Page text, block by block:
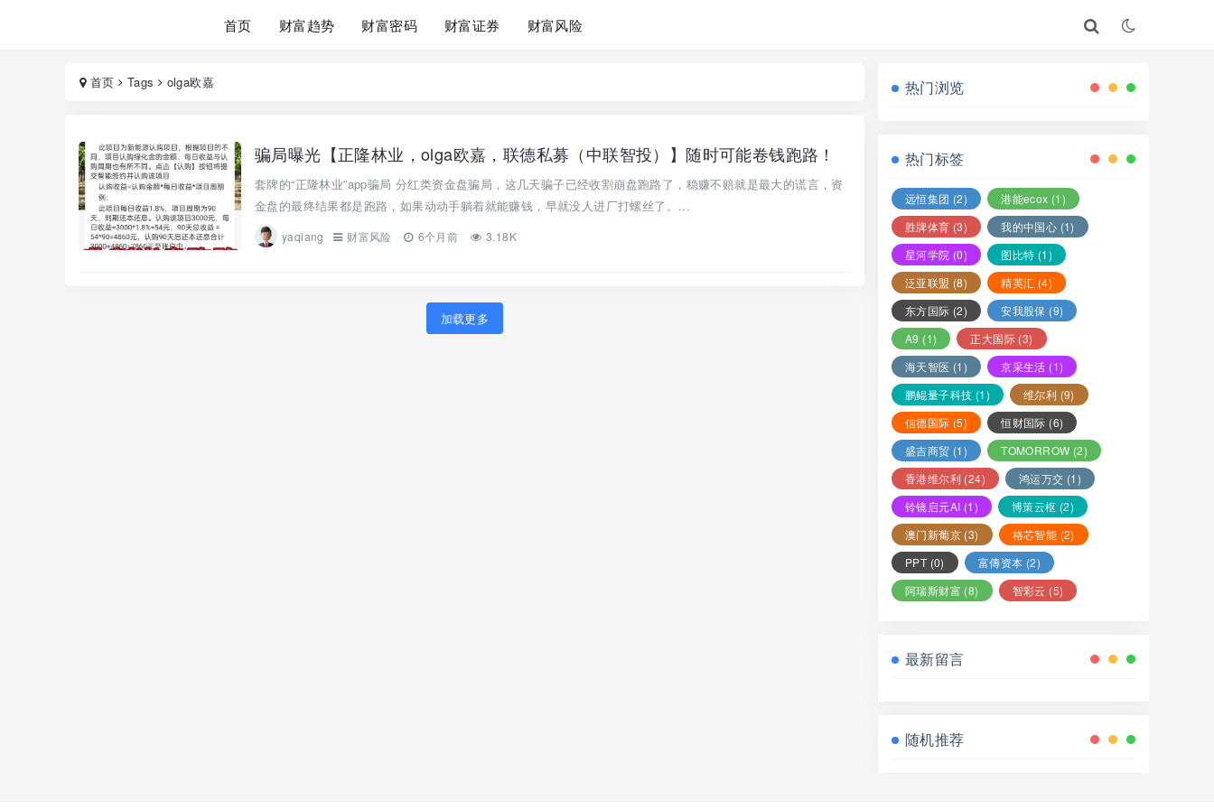
首页 财富趋势 财富密码 财富证券 财富风险
首页 Tags olga欧嘉
骗局曝光【正隆林业，olga欧嘉，联德私募（中联智投）】随时可能卷钱跑路！
套牌的“正隆林业”app骗局 分红类资金盘骗局，这几天骗子已经收割崩盘跑路了，稳赚不赔就是最大的谎言，资
金盘的最终结果都是跑路，如果动动手躺着就能赚钱，早就没人进厂打螺丝了。...
yaqiang 财富风险 6个月前 3.18K
加载更多
热门浏览
热门标签
远恒集团 (2) 港能ecox (1)
胜牌体育 (3) 我的中国心 (1)
星河学院 (0) 图比特 (1)
泛亚联盟 (8) 精英汇 (4)
东方国际 (2) 安我股保 (9)
A9 (1) 正大国际 (3)
海天智医 (1) 京采生活 (1)
鹏鲲量子科技 (1) 维尔利 (9)
信德国际 (5) 恒财国际 (6)
盛吉商贸 (1) TOMORROW (2)
香港维尔利 (24) 鸿运万交 (1)
铃镜启元AI (1) 博策云枢 (2)
澳门新葡京 (3) 格芯智能 (2)
PPT (0) 富傳资本 (2)
阿瑞斯财富 (8) 智彩云 (5)
最新留言
随机推荐